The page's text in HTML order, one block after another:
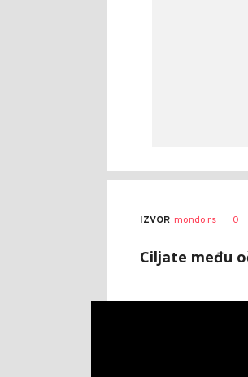
IZVOR mondo.rs 0
Ciljate među